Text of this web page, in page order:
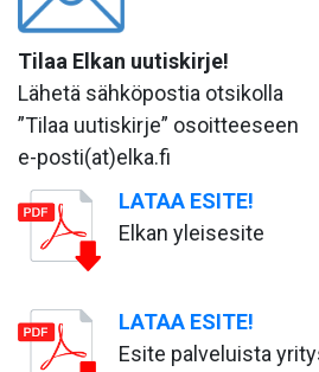
Tilaa Elkan uutiskirje!
Lähetä sähköpostia otsikolla
”Tilaa uutiskirje” osoitteeseen
e-posti(at)elka.fi
LATAA ESITE!
Elkan yleisesite
LATAA ESITE!
Esite palveluista